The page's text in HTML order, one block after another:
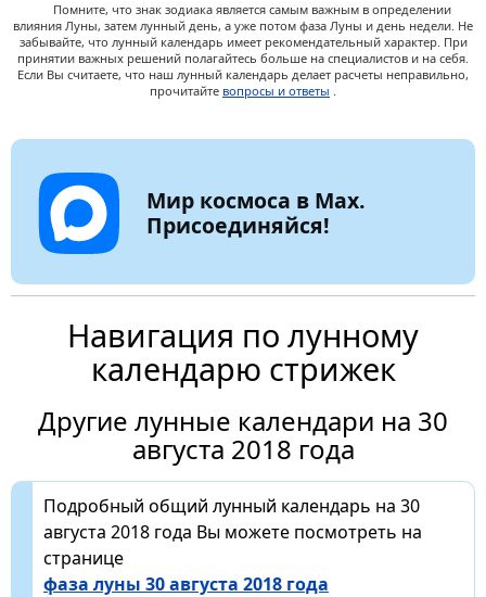
Помните, что знак зодиака является самым важным в определении
влияния Луны, затем лунный день, а уже потом фаза Луны и день недели. Не
забывайте, что лунный календарь имеет рекомендательный характер. При
принятии важных решений полагайтесь больше на специалистов и на себя.
Если Вы считаете, что наш лунный календарь делает расчеты неправильно,
прочитайте вопросы и ответы .
Мир космоса в Max.
Присоединяйся!
Навигация по лунному
календарю стрижек
Другие лунные календари на 30
августа 2018 года
Подробный общий лунный календарь на 30
августа 2018 года Вы можете посмотреть на
странице
фаза луны 30 августа 2018 года